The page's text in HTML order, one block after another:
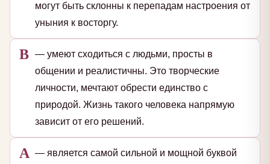
могут быть склонны к перепадам настроения от
уныния к восторгу.
В — умеют сходиться с людьми, просты в
общении и реалистичны. Это творческие
личности, мечтают обрести единство с
природой. Жизнь такого человека напрямую
зависит от его решений.
А — является самой сильной и мощной буквой